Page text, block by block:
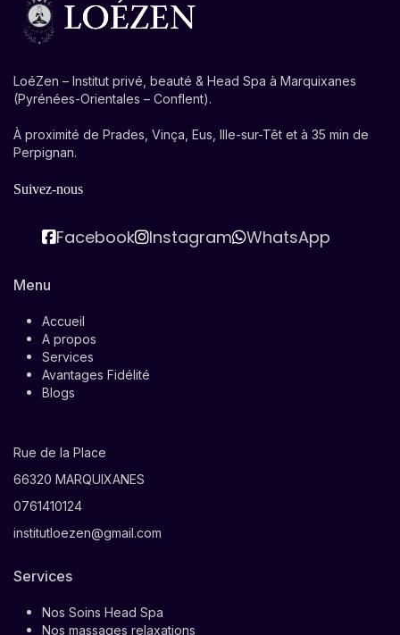
LoéZen – Institut privé, beauté & Head Spa à Marquixanes
(Pyrénées-Orientales – Conflent).
À proximité de Prades, Vinça, Eus, Ille-sur-Têt et à 35 min de
Perpignan.
Suivez-nous
Facebook Instagram WhatsApp
Menu
Accueil
A propos
Services
Avantages Fidélité
Blogs
Rue de la Place
66320 MARQUIXANES
0761410124
institutloezen@gmail.com
Services
Nos Soins Head Spa
Nos massages relaxations